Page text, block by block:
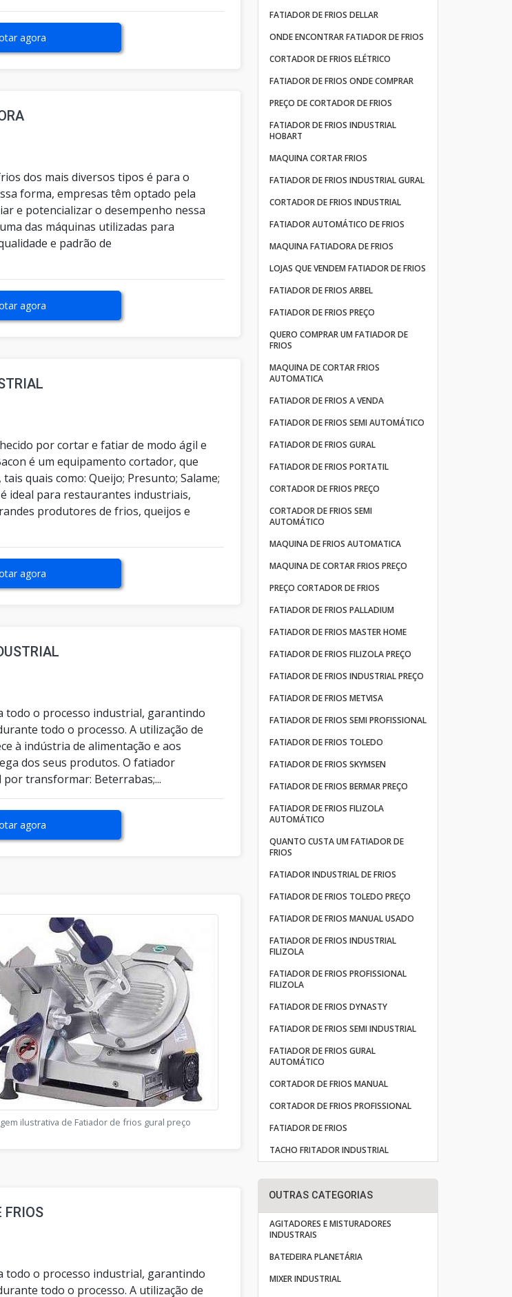
agora
dos mais diversos tipos é para o
forma, empresas têm optado pela
e potencializar o desempenho nessa
das máquinas utilizadas para
e padrão de
agora
por cortar e fatiar de modo ágil e
é um equipamento cortador, que
quais como: Queijo; Presunto; Salame;
ideal para restaurantes industriais,
produtores de frios, queijos e
agora
todo o processo industrial, garantindo
todo o processo. A utilização de
à indústria de alimentação e aos
dos seus produtos. O fatiador
transformar: Beterrabas;...
agora
ilustrativa de Fatiador de frios gural preço
FRIOS
todo o processo industrial, garantindo
todo o processo. A utilização de
FATIADOR DE FRIOS DELLAR
ONDE ENCONTRAR FATIADOR DE FRIOS
CORTADOR DE FRIOS ELÉTRICO
FATIADOR DE FRIOS ONDE COMPRAR
PREÇO DE CORTADOR DE FRIOS
FATIADOR DE FRIOS INDUSTRIAL
HOBART
MAQUINA CORTAR FRIOS
FATIADOR DE FRIOS INDUSTRIAL GURAL
CORTADOR DE FRIOS INDUSTRIAL
FATIADOR AUTOMÁTICO DE FRIOS
MAQUINA FATIADORA DE FRIOS
LOJAS QUE VENDEM FATIADOR DE FRIOS
FATIADOR DE FRIOS ARBEL
FATIADOR DE FRIOS PREÇO
QUERO COMPRAR UM FATIADOR DE
FRIOS
MAQUINA DE CORTAR FRIOS
AUTOMATICA
FATIADOR DE FRIOS A VENDA
FATIADOR DE FRIOS SEMI AUTOMÁTICO
FATIADOR DE FRIOS GURAL
FATIADOR DE FRIOS PORTATIL
CORTADOR DE FRIOS PREÇO
CORTADOR DE FRIOS SEMI
AUTOMÁTICO
MAQUINA DE FRIOS AUTOMATICA
MAQUINA DE CORTAR FRIOS PREÇO
PREÇO CORTADOR DE FRIOS
FATIADOR DE FRIOS PALLADIUM
FATIADOR DE FRIOS MASTER HOME
FATIADOR DE FRIOS FILIZOLA PREÇO
FATIADOR DE FRIOS INDUSTRIAL PREÇO
FATIADOR DE FRIOS METVISA
FATIADOR DE FRIOS SEMI PROFISSIONAL
FATIADOR DE FRIOS TOLEDO
FATIADOR DE FRIOS SKYMSEN
FATIADOR DE FRIOS BERMAR PREÇO
FATIADOR DE FRIOS FILIZOLA
AUTOMÁTICO
QUANTO CUSTA UM FATIADOR DE
FRIOS
FATIADOR INDUSTRIAL DE FRIOS
FATIADOR DE FRIOS TOLEDO PREÇO
FATIADOR DE FRIOS MANUAL USADO
FATIADOR DE FRIOS INDUSTRIAL
FILIZOLA
FATIADOR DE FRIOS PROFISSIONAL
FILIZOLA
FATIADOR DE FRIOS DYNASTY
FATIADOR DE FRIOS SEMI INDUSTRIAL
FATIADOR DE FRIOS GURAL
AUTOMÁTICO
CORTADOR DE FRIOS MANUAL
CORTADOR DE FRIOS PROFISSIONAL
FATIADOR DE FRIOS
TACHO FRITADOR INDUSTRIAL
OUTRAS CATEGORIAS
AGITADORES E MISTURADORES
INDUSTRAIS
BATEDEIRA PLANETÁRIA
MIXER INDUSTRIAL